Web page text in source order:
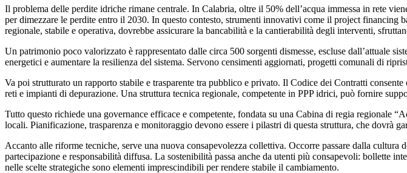
Il problema delle perdite idriche rimane centrale. In Calabria, oltre il 50% dell’acqua immessa in rete
perdimezzare le perdite entro il 2030. In questo contesto, strumenti innovativi come il project financing
regionale, stabile e operativa, dovrebbe assicurare la bancabilità e la cantierabilità degli interventi,
Un patrimonio poco valorizzato è rappresentato dalle circa 500 sorgenti dismesse, escluse dall’attuale
energetici e aumentare la resilienza del sistema. Servono censimenti aggiornati, progetti comunali di
Va poi strutturato un rapporto stabile e trasparente tra pubblico e privato. Il Codice dei Contratti consente
reti e impianti di depurazione. Una struttura tecnica regionale, competente in PPP idrici, può fornire
Tutto questo richiede una governance efficace e competente, fondata su una Cabina di regia regionale
locali. Pianificazione, trasparenza e monitoraggio devono essere i pilastri di questa struttura, che dovrà
Accanto alle riforme tecniche, serve una nuova consapevolezza collettiva. Occorre passare dalla cultura
partecipazione e responsabilità diffusa. La sostenibilità passa anche da utenti più consapevoli: bollette
nelle scelte strategiche sono elementi imprescindibili per rendere stabile il cambiamento.